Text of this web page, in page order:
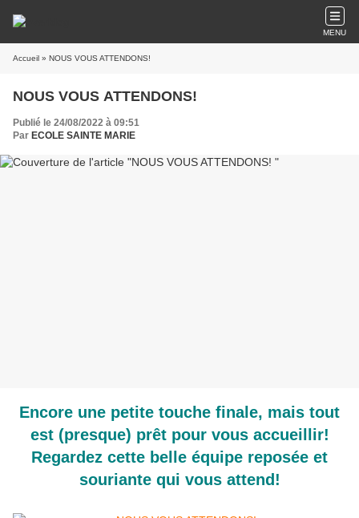
MENU
Accueil » NOUS VOUS ATTENDONS!
NOUS VOUS ATTENDONS!
Publié le 24/08/2022 à 09:51
Par ECOLE SAINTE MARIE
Encore une petite touche finale, mais tout
est (presque) prêt pour vous accueillir!
Regardez cette belle équipe reposée et
souriante qui vous attend!